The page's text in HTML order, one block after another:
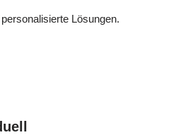
Lösungen.